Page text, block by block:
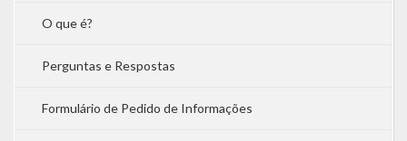
O que é?
Perguntas e Respostas
Formulário de Pedido de Informações